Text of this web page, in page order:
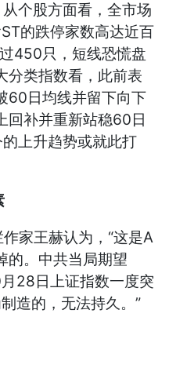
个股方面看，全市场
的跌停家数高达近百
450只，短线恐慌盘
分类指数看，此前表
60日均线并留下向下
回补并重新站稳60日
上升趋势或就此打
家王赫认为，“这是A
的。中共当局期望
月28日上证指数一度突
造的，无法持久。”